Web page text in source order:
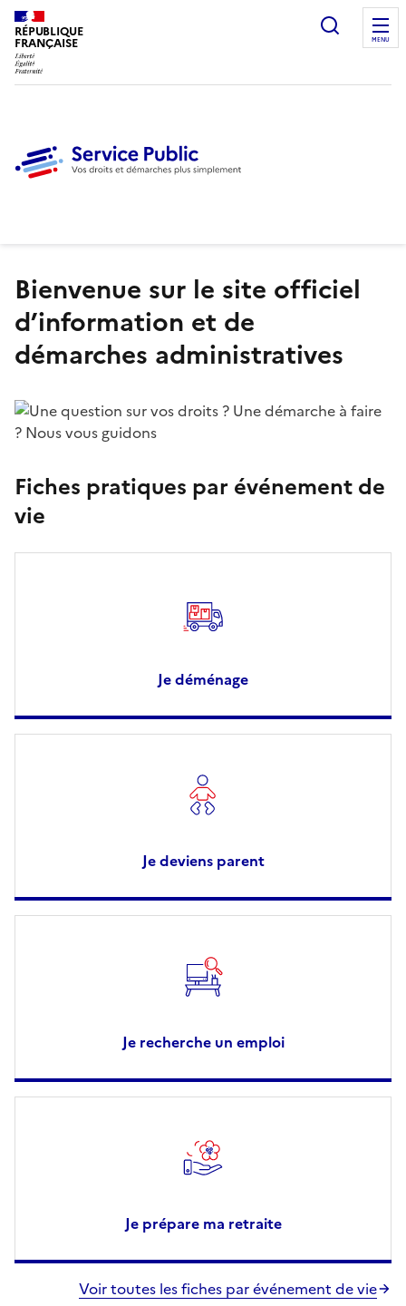
RÉPUBLIQUE
FRANÇAISE
Ouvrir
MENU
Bienvenue sur le site officiel
d’information et de
démarches administratives
Fiches pratiques par événement de
vie
Je déménage
Je deviens parent
Je recherche un emploi
Je prépare ma retraite
Voir toutes les fiches par événement de vie